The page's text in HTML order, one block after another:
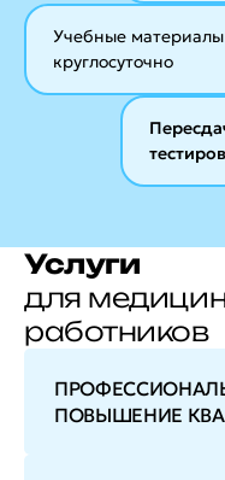
Учебные материалы
круглосуточно
Услуги
для
работников
ПОВЫШЕНИЕ